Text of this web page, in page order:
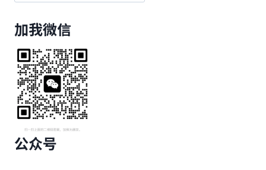
加我微信
公众号